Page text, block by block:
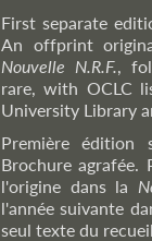
First separate
An offprint
Nouvelle N.R.F.,
rare, with OCLC
University Library
Première édition
Brochure agrafée.
l'origine dans la
l'année suivante
seul texte du